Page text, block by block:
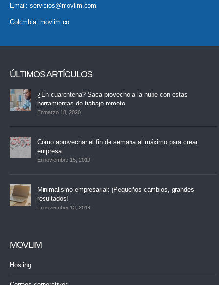
Email: servicios@movlim.com
Colombia: movlim.co
ÚLTIMOS ARTÍCULOS
¿En cuarentena? Saca provecho a la nube con estas
herramientas de trabajo remoto
Enmarzo 18, 2020
Cómo aprovechar el fin de semana al máximo para crear
empresa
Ennoviembre 15, 2019
Minimalismo empresarial: ¡Pequeños cambios, grandes
resultados!
Ennoviembre 13, 2019
MOVLIM
Hosting